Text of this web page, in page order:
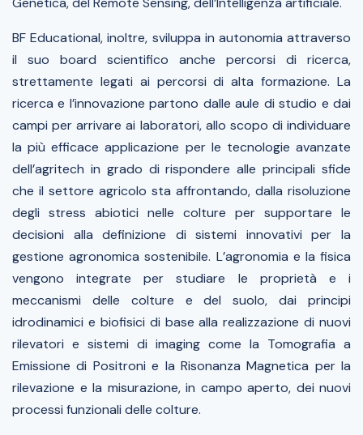
BF Educational, inoltre, sviluppa in autonomia attraverso
il suo board scientifico anche percorsi di ricerca,
strettamente legati ai percorsi di alta formazione. La
ricerca e l’innovazione partono dalle aule di studio e dai
campi per arrivare ai laboratori, allo scopo di individuare
la più efficace applicazione per le tecnologie avanzate
dell’agritech in grado di rispondere alle principali sfide
che il settore agricolo sta affrontando, dalla risoluzione
degli stress abiotici nelle colture per supportare le
decisioni alla definizione di sistemi innovativi per la
gestione agronomica sostenibile. L’agronomia e la fisica
vengono integrate per studiare le proprietà e i
meccanismi delle colture e del suolo, dai principi
idrodinamici e biofisici di base alla realizzazione di nuovi
rilevatori e sistemi di imaging come la Tomografia a
Emissione di Positroni e la Risonanza Magnetica per la
rilevazione e la misurazione, in campo aperto, dei nuovi
processi funzionali delle colture.